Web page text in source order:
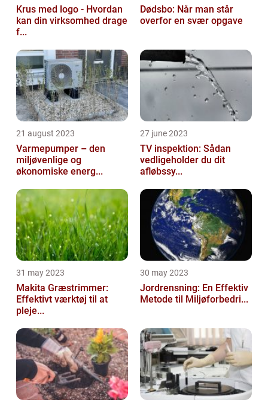
Krus med logo - Hvordan
kan din virksomhed drage
f...
Dødsbo: Når man står
overfor en svær opgave
21 august 2023
Varmepumper – den
miljøvenlige og
økonomiske energ...
27 june 2023
TV inspektion: Sådan
vedligeholder du dit
afløbssy...
31 may 2023
Makita Græstrimmer:
Effektivt værktøj til at
pleje...
30 may 2023
Jordrensning: En Effektiv
Metode til Miljøforbedri...